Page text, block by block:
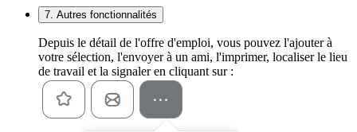
7. Autres fonctionnalités
Depuis le détail de l'offre d'emploi, vous pouvez l'ajouter à
votre sélection, l'envoyer à un ami, l'imprimer, localiser le lieu
de travail et la signaler en cliquant sur :